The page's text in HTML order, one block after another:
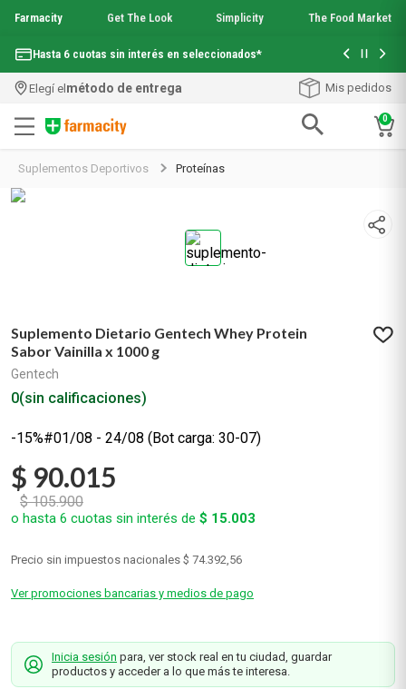
Farmacity Get The Look Simplicity The Food Market
Hasta 6 cuotas sin interés en seleccionados*
Con tu
¡Envío
Elegí elmétodo de entrega Mis pedidos
0
Suplementos Deportivos Proteínas
Suplemento Dietario Gentech Whey Protein
Sabor Vainilla x 1000 g
Gentech
0(sin calificaciones)
-15%#01/08 - 24/08 (Bot carga: 30-07)
$ 90.015
$ 105.900
o hasta 6 cuotas sin interés de $ 15.003
Precio sin impuestos nacionales $ 74.392,56
Ver promociones bancarias y medios de pago
Inicia sesión para, ver stock real en tu ciudad, guardar
productos y acceder a lo que más te interesa.
2.
8 get the look
9. nyx
10.serum elvive